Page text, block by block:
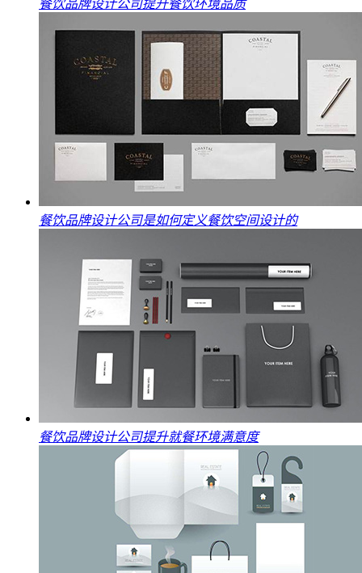
餐饮品牌设计公司提升餐饮环境品质
餐饮品牌设计公司是如何定义餐饮空间设计的
餐饮品牌设计公司提升就餐环境满意度